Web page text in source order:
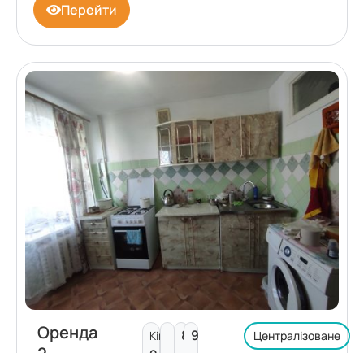
Перейти
Оренда
Кімнат:8 9 Централізоване